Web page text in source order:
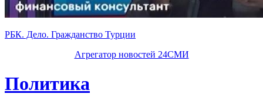
РБК. Дело. Гражданство Турции
Агрегатор новостей 24СМИ
Политика